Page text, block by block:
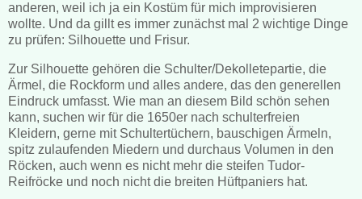
anderen, weil ich ja ein Kostüm für mich improvisieren
wollte. Und da gillt es immer zunächst mal 2 wichtige Dinge
zu prüfen: Silhouette und Frisur.
Zur Silhouette gehören die Schulter/Dekolletepartie, die
Ärmel, die Rockform und alles andere, das den generellen
Eindruck umfasst. Wie man an diesem Bild schön sehen
kann, suchen wir für die 1650er nach schulterfreien
Kleidern, gerne mit Schultertüchern, bauschigen Ärmeln,
spitz zulaufenden Miedern und durchaus Volumen in den
Röcken, auch wenn es nicht mehr die steifen Tudor-
Reifröcke und noch nicht die breiten Hüftpaniers hat.